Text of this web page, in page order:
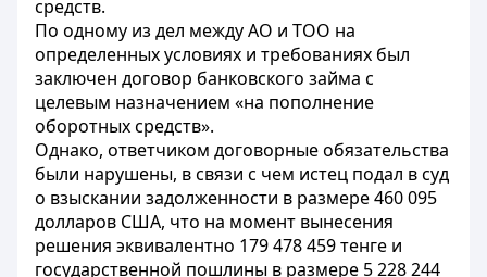
средств.
По одному из дел между АО и ТОО на
определенных условиях и требованиях был
заключен договор банковского займа с
целевым назначением «на пополнение
оборотных средств».
Однако, ответчиком договорные обязательства
были нарушены, в связи с чем истец подал в суд
о взыскании задолженности в размере 460 095
долларов США, что на момент вынесения
решения эквивалентно 179 478 459 тенге и
государственной пошлины в размере 5 228 244